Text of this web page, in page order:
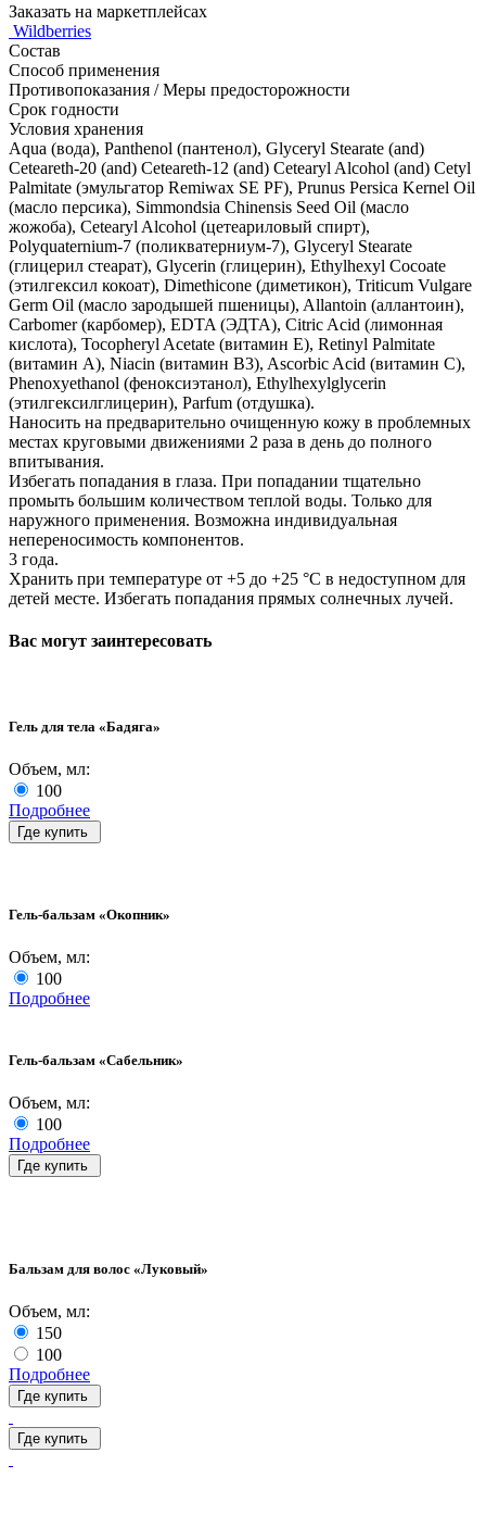
Заказать на маркетплейсах
Wildberries
Состав
Способ применения
Противопоказания / Меры предосторожности
Срок годности
Условия хранения
Aqua (вода), Panthenol (пантенол), Glyceryl Stearate (and)
Ceteareth-20 (and) Ceteareth-12 (and) Cetearyl Alcohol (and) Cetyl
Palmitate (эмульгатор Remiwax SE PF), Prunus Persica Kernel Oil
(масло персика), Simmondsia Chinensis Seed Oil (масло
жожоба), Cetearyl Alcohol (цетеариловый спирт),
Polyquaternium-7 (поликватерниум-7), Glyceryl Stearate
(глицерил стеарат), Glycerin (глицерин), Ethylhexyl Cocoate
(этилгексил кокоат), Dimethicone (диметикон), Triticum Vulgare
Germ Oil (масло зародышей пшеницы), Allantoin (аллантоин),
Carbomer (карбомер), EDTA (ЭДТА), Citric Acid (лимонная
кислота), Tocopheryl Acetate (витамин Е), Retinyl Palmitate
(витамин А), Niacin (витамин В3), Ascorbic Acid (витамин С),
Phenoxyethanol (феноксиэтанол), Ethylhexylglycerin
(этилгексилглицерин), Parfum (отдушка).
Наносить на предварительно очищенную кожу в проблемных
местах круговыми движениями 2 раза в день до полного
впитывания.
Избегать попадания в глаза. При попадании тщательно
промыть большим количеством теплой воды. Только для
наружного применения. Возможна индивидуальная
непереносимость компонентов.
3 года.
Хранить при температуре от +5 до +25 °C в недоступном для
детей месте. Избегать попадания прямых солнечных лучей.
Вас могут заинтересовать
Гель для тела «Бадяга»
Объем, мл:
100
Подробнее
Где купить
Гель-бальзам «Окопник»
Объем, мл:
100
Подробнее
Гель-бальзам «Сабельник»
Объем, мл:
100
Подробнее
Где купить
Бальзам для волос «Луковый»
Объем, мл:
150
100
Подробнее
Где купить
Где купить